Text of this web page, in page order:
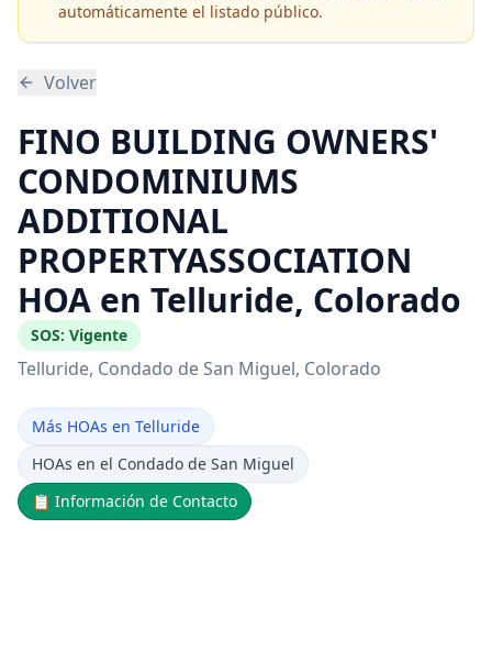
automáticamente el listado público.
Volver
FINO BUILDING OWNERS'
CONDOMINIUMS
ADDITIONAL
PROPERTYASSOCIATION
HOA en Telluride, Colorado
SOS: Vigente
Telluride, Condado de San Miguel, Colorado
Más HOAs en Telluride
HOAs en el Condado de San Miguel
📋 Información de Contacto